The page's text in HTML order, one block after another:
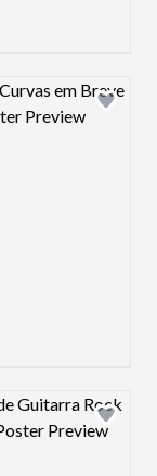
Design preview
Design preview